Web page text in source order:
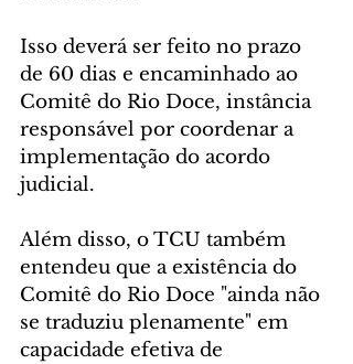
Isso deverá ser feito no prazo
de 60 dias e encaminhado ao
Comitê do Rio Doce, instância
responsável por coordenar a
implementação do acordo
judicial.
Além disso, o TCU também
entendeu que a existência do
Comitê do Rio Doce "ainda não
se traduziu plenamente" em
capacidade efetiva de